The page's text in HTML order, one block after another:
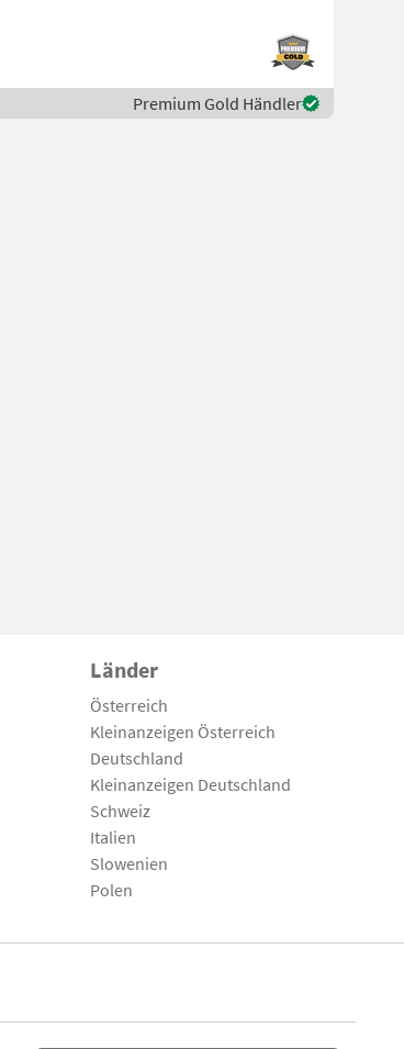
Premium Gold Händler
Länder
Österreich
Kleinanzeigen Österreich
Deutschland
Kleinanzeigen Deutschland
Schweiz
Italien
Slowenien
Polen